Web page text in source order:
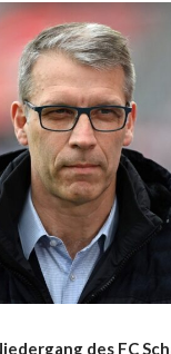
des FC